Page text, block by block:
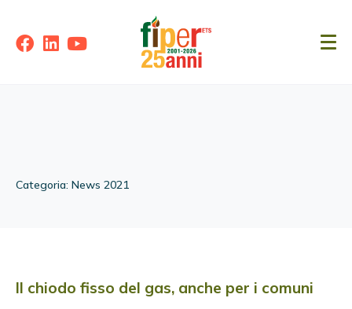
Categoria: News 2021
Il chiodo fisso del gas, anche per i comuni